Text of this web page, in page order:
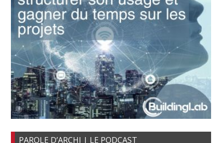
PAROLE D’ARCHI | LE PODCAST